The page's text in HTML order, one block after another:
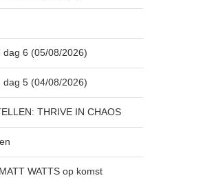
dag 6 (05/08/2026)
dag 5 (04/08/2026)
THRIVE IN CHAOS
WATTS op komst